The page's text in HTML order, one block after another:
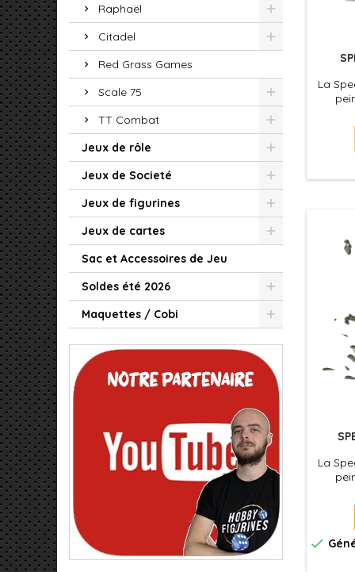
Raphaël
Citadel
Red Grass Games
Scale 75
TT Combat
Jeux de rôle
Jeux de Societé
Jeux de figurines
Jeux de cartes
Sac et Accessoires de Jeu
Soldes été 2026
Maquettes / Cobi
La
effet
La
effet
